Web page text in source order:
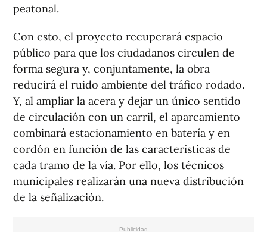
peatonal.
Con esto, el proyecto recuperará espacio
público para que los ciudadanos circulen de
forma segura y, conjuntamente, la obra
reducirá el ruido ambiente del tráfico rodado.
Y, al ampliar la acera y dejar un único sentido
de circulación con un carril, el aparcamiento
combinará estacionamiento en batería y en
cordón en función de las características de
cada tramo de la vía. Por ello, los técnicos
municipales realizarán una nueva distribución
de la señalización.